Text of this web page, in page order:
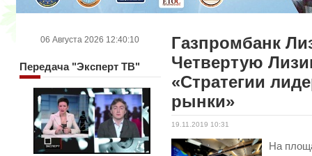
Газпромбанк
Четвертую
«Стратегии
рынки»
19.11.2019 10:31
На
06 Августа 2026 12:40:10
Передача"Эксперт ТВ"